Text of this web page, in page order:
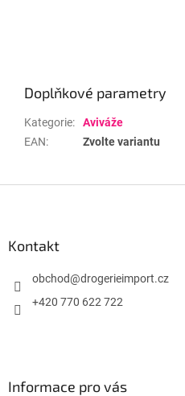
Doplňkové parametry
Kategorie:
Aviváže
EAN: Zvolte variantu
Kontakt
obchod@drogerieimport.cz
+420 770 622 722
Informace pro vás